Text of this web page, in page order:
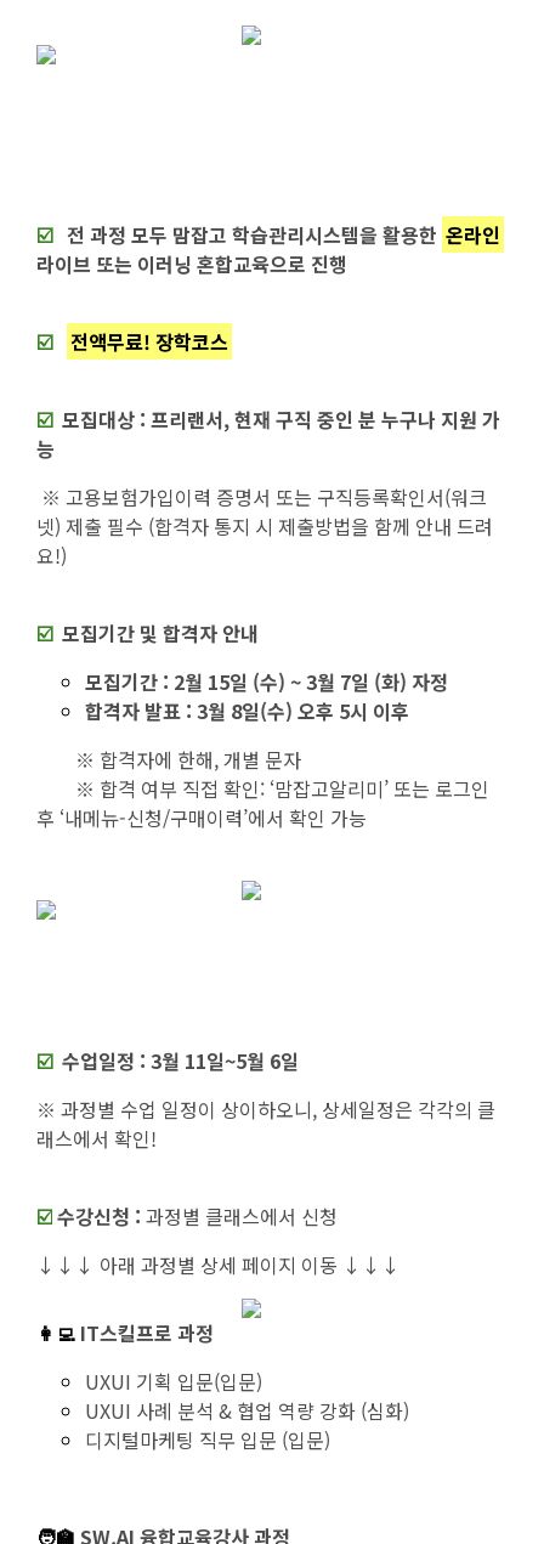
☑️ 전 과정 모두 맘잡고 학습관리시스템을 활용한 온라인
라이브 또는 이러닝 혼합교육으로 진행
☑️ 전액무료! 장학코스
☑️ 모집대상 : 프리랜서, 현재 구직 중인 분 누구나 지원 가
능
※ 고용보험가입이력 증명서 또는 구직등록확인서(워크
넷) 제출 필수 (합격자 통지 시 제출방법을 함께 안내 드려
요!)
☑️ 모집기간 및 합격자 안내
모집기간 : 2월 15일 (수) ~ 3월 7일 (화) 자정
합격자 발표 : 3월 8일(수) 오후 5시 이후
※ 합격자에 한해, 개별 문자
※ 합격 여부 직접 확인: ‘맘잡고알리미’ 또는 로그인
후 ‘내메뉴-신청/구매이력’에서 확인 가능
☑️ 수업일정 : 3월 11일~5월 6일
※ 과정별 수업 일정이 상이하오니, 상세일정은 각각의 클
래스에서 확인!
☑️수강신청 : 과정별 클래스에서 신청
↓↓↓ 아래 과정별 상세 페이지 이동 ↓↓↓
👩‍💻 IT스킬프로 과정
UXUI 기획 입문(입문)
UXUI 사례 분석 & 협업 역량 강화 (심화)
디지털마케팅 직무 입문 (입문)
🧑‍🏫 SW.AI 융합교육강사 과정